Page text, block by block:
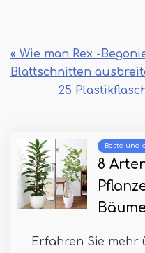
« Wie man Rex -
Blattschnitten
25
Beste und
8
Erfahren Sie mehr